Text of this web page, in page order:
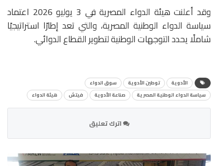
وقد أعلنت هيئة الدواء المصرية في 3 يوليو 2026 اعتماد
سياسة الدواء الوطنية المصرية، والتي تعد إطارًا استراتيجيًا
شاملًا يحدد التوجهات الوطنية لتطوير القطاع الدوائي.
الأدوية توطين الأدوية
سوق الدواء
سياسة الدواء الوطنية المصرية
صناعة الأدوية فيتش هيئة الدواء
اترك تعليق